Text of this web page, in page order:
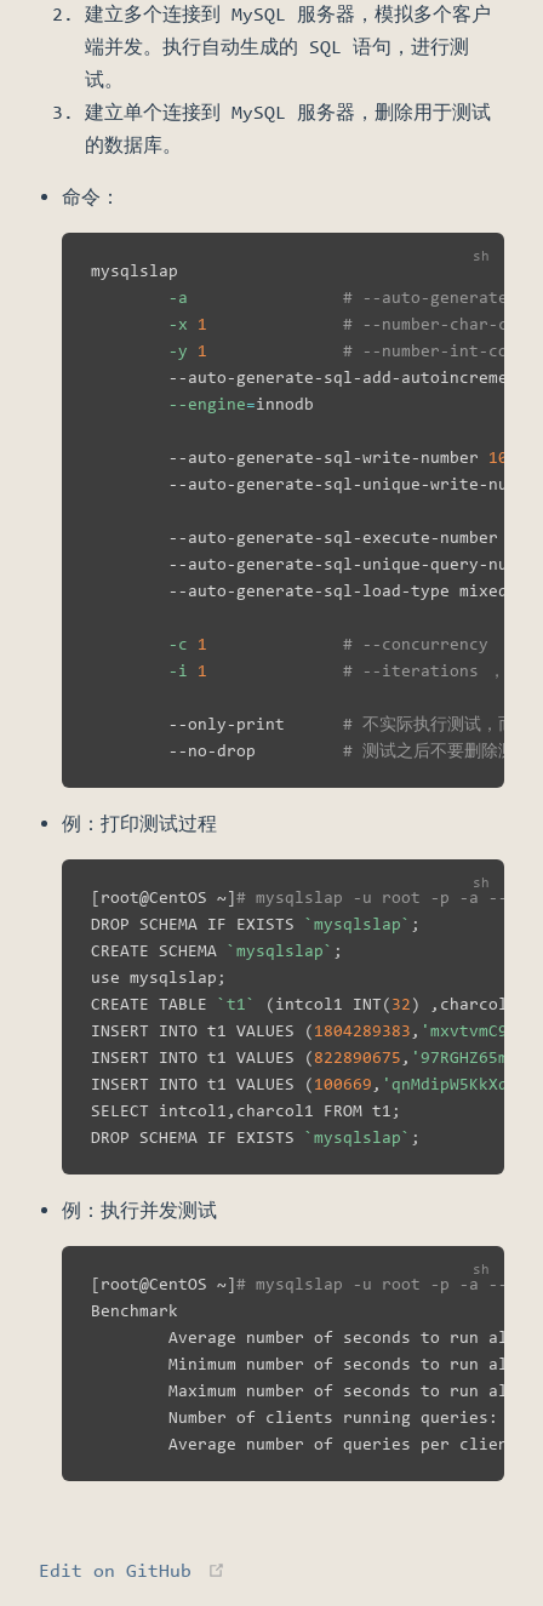
建立多个连接到 MySQL 服务器，模拟多个客户
端并发。执行自动生成的 SQL 语句，进行测
试。
建立单个连接到 MySQL 服务器，删除用于测试
的数据库。
命令：
mysqlslap
-a
# --auto-generate-sql
-x
1
# --number-char-cols
-y
1
# --number-int-cols
--auto-generate-sql-add-
--engine=
        --auto-generate-sql-write-number
100
--auto-generate-sql-unique-write-
        --auto-generate-sql-execute-number
--auto-generate-sql-unique-query-
--auto-generate-sql-load-
-c 1
# --concurrency ，模拟
-i
1 # --iterations ，整个测
        --only-print
# 不实际执行测试，而是
        --no-drop
# 测试之后不要删除测试
例：打印测试过程
[root@CentOS ~]# mysqlslap -u root -p -a --
DROP SCHEMA IF EXISTS `mysqlslap` ;
CREATE SCHEMA `mysqlslap` ;
use mysqlslap ;
CREATE TABLE `t1 ` (intcol1 INT(32)
,charcol1
INSERT INTO t1 VALUES
(1804289383 ,
INSERT INTO t1 VALUES
(822890675 ,
INSERT INTO t1 VALUES
(100669 ,
SELECT intcol1,charcol1 FROM t1 ;
DROP SCHEMA IF EXISTS `mysqlslap` ;
例：执行并发测试
[root@CentOS ~]# mysqlslap -u root -p -a --
Benchmark
Average number of seconds to run all
Minimum number of seconds to run all
Maximum number of seconds to run all
        Number of clients running queries:
        Average number of queries per client:
Edit on GitHub